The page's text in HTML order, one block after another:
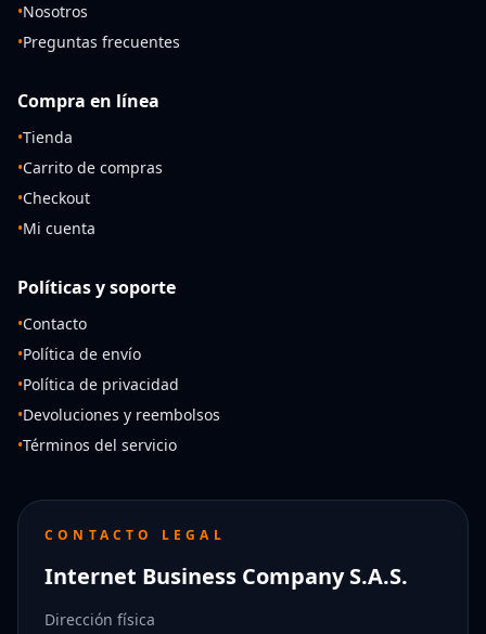
•Nosotros
•Preguntas frecuentes
Compra en línea
•Tienda
•Carrito de compras
•Checkout
•Mi cuenta
Políticas y soporte
•Contacto
•Política de envío
•Política de privacidad
•Devoluciones y reembolsos
•Términos del servicio
CONTACTO LEGAL
Internet Business Company S.A.S.
Dirección física